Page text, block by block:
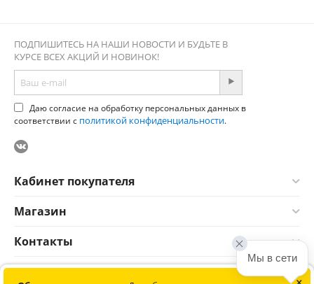
ПОДПИШИТЕСЬ НА НАШИ НОВОСТИ И БУДЬТЕ В
КУРСЕ ВСЕХ АКЦИЙ И НОВИНОК!
Даю согласие на обработку персональных данных в
соответствии с политикой конфиденциальности.
Кабинет покупателя
Магазин
Контакты
© 2012-2026 Соната. Все права защищены. Информация сайта
Мы в сети